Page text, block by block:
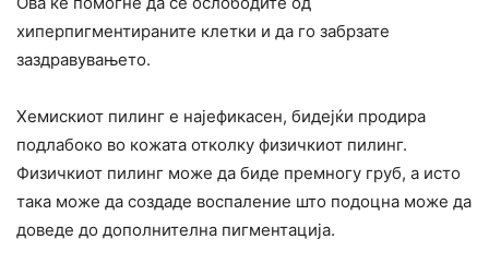
хиперпигментираните клетки и да го забрзате
заздравувањето.
Хемискиот пилинг е најефикасен, бидејќи продира
подлабоко во кожата отколку физичкиот пилинг.
Физичкиот пилинг може да биде премногу груб, а исто
така може да создаде воспаление што подоцна може да
доведе до дополнителна пигментација.